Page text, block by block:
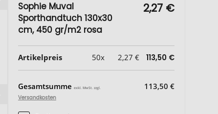
Sophie Muval
Sporthandtuch 130x30
cm, 450 gr/m2 rosa
2,27 €
Artikelpreis 50x 2,27 € 113,50 €
Gesamtsumme exkl. MwSt. zzgl.
Versandkosten
113,50 €